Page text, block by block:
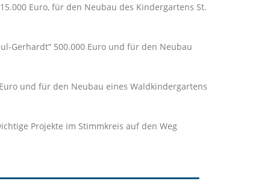
Euro, für den Neubau des Kindergartens St.
Gerhardt“ 500.000 Euro und für den Neubau
und für den Neubau eines Waldkindergartens
Projekte im Stimmkreis auf den Weg